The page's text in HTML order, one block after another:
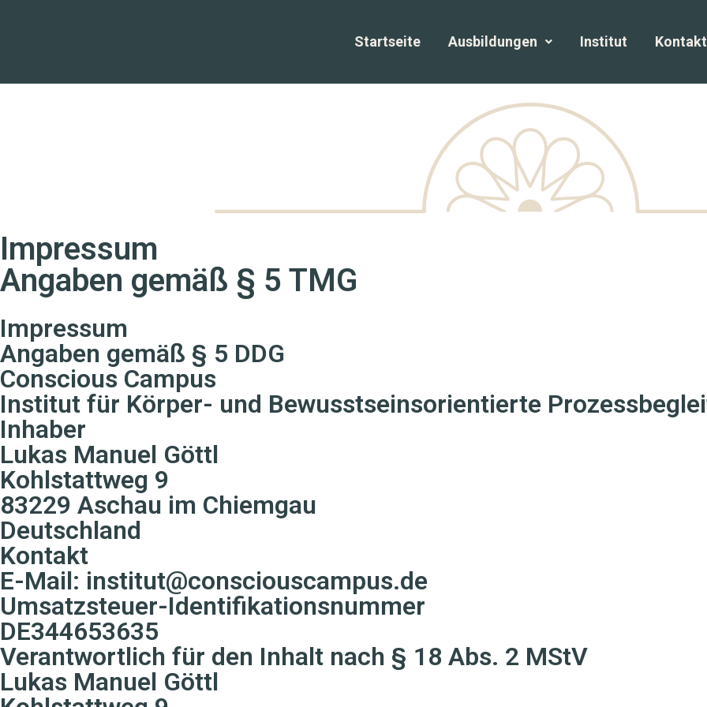
Startseite Ausbildungen Institut Kontakt
Impressum
Angaben gemäß § 5 TMG
Impressum
Angaben gemäß § 5 DDG
Conscious Campus
Institut für Körper- und Bewusstseinsorientierte
Inhaber
Lukas Manuel Göttl
Kohlstattweg 9
83229 Aschau im Chiemgau
Deutschland
Kontakt
E-Mail: institut@consciouscampus.de
Umsatzsteuer-Identifikationsnummer
DE344653635
Verantwortlich für den Inhalt nach § 18 Abs. 2 MStV
Lukas Manuel Göttl